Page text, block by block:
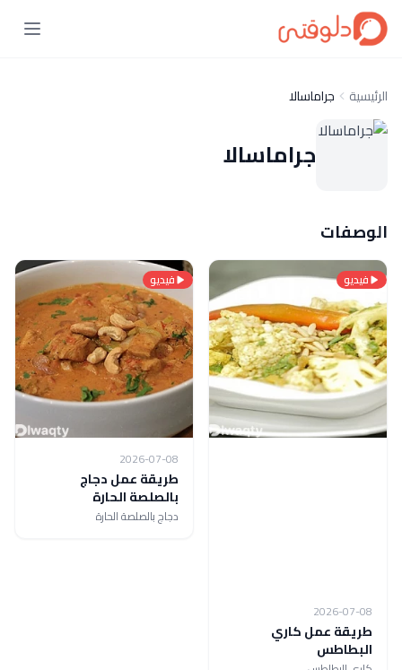
الرئيسية جراماسالا
جراماسالا
الوصفات
فيديو
2026-07-08
طريقة عمل كاري
البطاطس
فيديو
2026-07-08
طريقة عمل دجاج
بالصلصة الحارة
دجاج بالصلصة الحارة